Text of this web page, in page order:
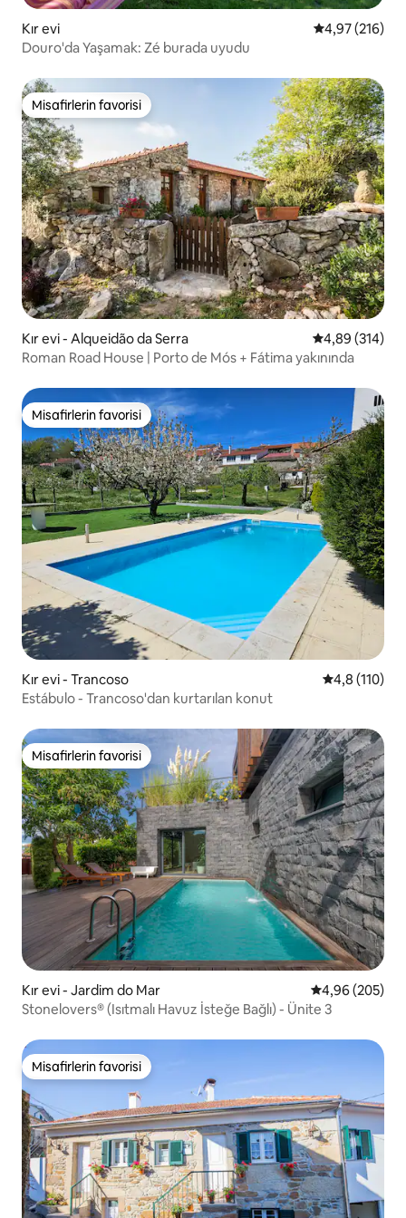
Kır evi 5 üzerinden
4,97 (216)
Douro'da Yaşamak: Zé burada uyudu
Misafirlerin favorisi
Misafirlerin favorisi
Kır evi - Alqueidão da Serra 5 üzerinden
4,89 (314)
Roman Road House | Porto de Mós + Fátima yakınında
Misafirlerin favorisi
Misafirlerin favorisi
Kır evi - Trancoso 5 üzerinden
4,8 (110)
Estábulo - Trancoso'dan kurtarılan konut
Misafirlerin favorisi
Misafirlerin favorisi
Kır evi - Jardim do Mar 5 üzerinden
4,96 (205)
Stonelovers® (Isıtmalı Havuz İsteğe Bağlı) - Ünite 3
Misafirlerin favorisi
Misafirlerin favorisi